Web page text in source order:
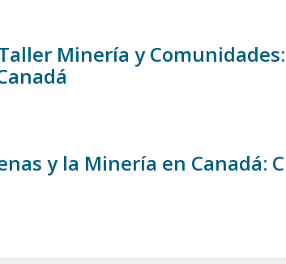
Minería y
y la Minería en Canadá: